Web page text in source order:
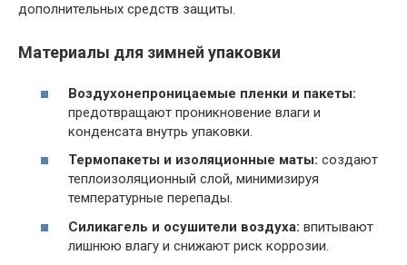
дополнительных средств защиты.
Материалы для зимней упаковки
Воздухонепроницаемые пленки и пакеты:
предотвращают проникновение влаги и
конденсата внутрь упаковки.
Термопакеты и изоляционные маты: создают
теплоизоляционный слой, минимизируя
температурные перепады.
Силикагель и осушители воздуха: впитывают
лишнюю влагу и снижают риск коррозии.